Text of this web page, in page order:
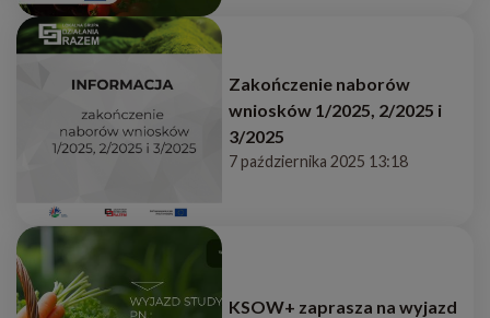
Zakończenie naborów
wniosków 1/2025, 2/2025 i
3/2025
7 października 2025 13:18
KSOW+ zaprasza na wyjazd